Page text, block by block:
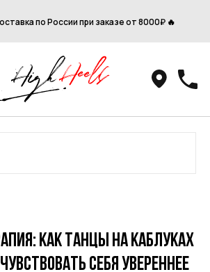
по России при заказе от 8000₽ 🔥
как танцы на каблуках
себя увереннее